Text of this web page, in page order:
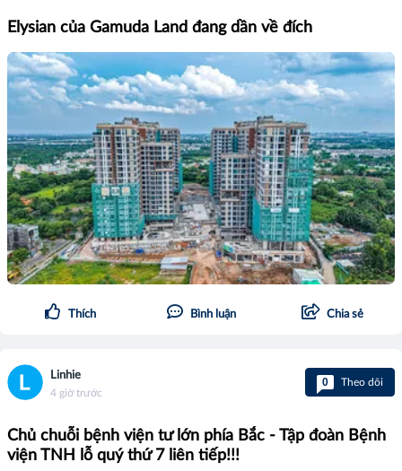
Elysian của Gamuda Land đang dần về đích
Thích Bình luận Chia sẻ
Linhie
4 giờ trước
0 Theo dõi
Chủ chuỗi bệnh viện tư lớn phía Bắc - Tập đoàn Bệnh
viện TNH lỗ quý thứ 7 liên tiếp!!!